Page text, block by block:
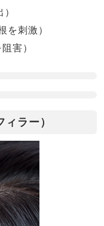
を刺激）
害）
ラー）